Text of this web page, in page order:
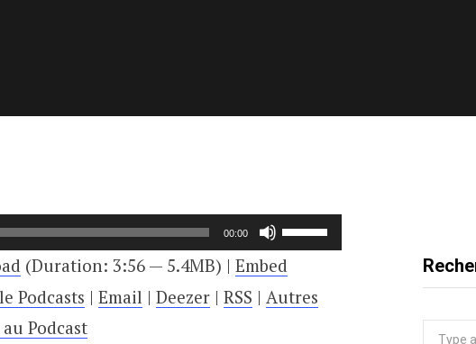
00:00
Utilisez
les
flèches
(Duration: 3:56 — 5.4MB) | Embed
Podcasts | Email | Deezer| RSS | Autres
Podcast